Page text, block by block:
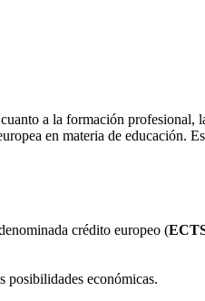
a la formación
en materia de educación.
crédito europeo (
posibilidades económicas.